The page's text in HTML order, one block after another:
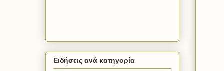
Ειδήσεις ανά κατηγορία